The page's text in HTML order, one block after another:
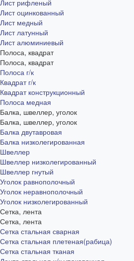
Лист рифленый
Лист оцинкованный
Лист медный
Лист латунный
Лист алюминиевый
Полоса, квадрат
Полоса, квадрат
Полоса г/к
Квадрат г/к
Квадрат конструкционный
Полоса медная
Балка, швеллер, уголок
Балка, швеллер, уголок
Балка двутавровая
Балка низколегированная
Швеллер
Швеллер низколегированный
Швеллер гнутый
Уголок равнополочный
Уголок неравнополочный
Уголок низколегированный
Сетка, лента
Сетка, лента
Сетка стальная сварная
Сетка стальная плетеная(рабица)
Сетка стальная тканая